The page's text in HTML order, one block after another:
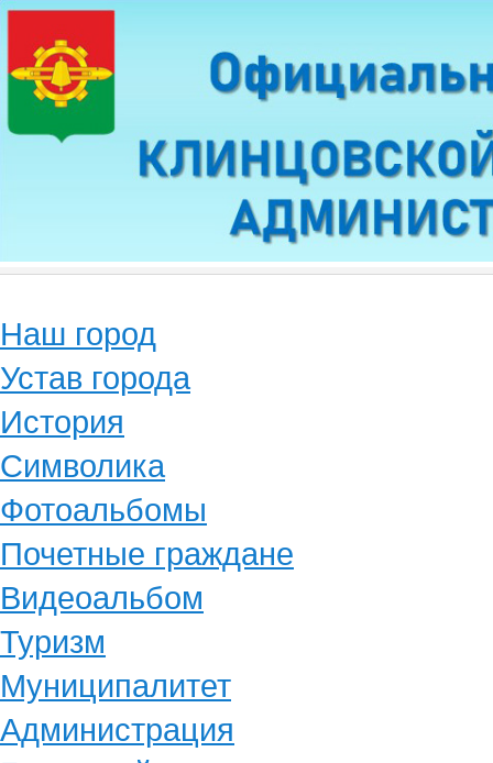
Наш город
Устав города
История
Символика
Фотоальбомы
Почетные граждане
Видеоальбом
Туризм
Муниципалитет
Администрация